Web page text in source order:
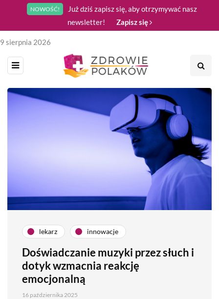
NOWOŚĆ!
Już dziś zapisz się, aby otrzymywać nasz
newsletter!
Zapisz się
9 sierpnia 2026
lekarz innowacje
Doświadczanie muzyki przez słuch i
dotyk wzmacnia reakcję
emocjonalną
16 października 2025